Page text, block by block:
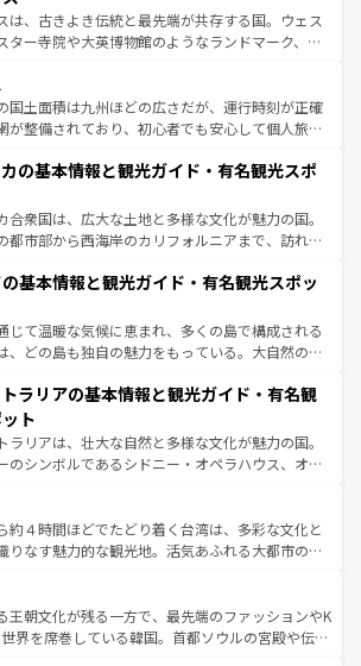
リ以外の地域にも魅力が溢れており、どの街角に
歴史と文化が息づいている。パリ以外の個性あふ
てほしい。
文化的活気、バイエルン州のアルプスの絶景、そ
ン川沿いのワイン畑といった風景は必見。ビール
きな人にはぜひ体験してほしい。 なお、新着の
報はコンテンツ一覧を参照してほしい。
は、古きよき伝統と最先端が共存する国。ウェス
ター寺院や大英博物館のようなランドマーク、歴
に異なる魅力がある。また、優雅なアフタヌーン
ビール好きにはたまらない英国パブ、サッカー観
本場だからこそできる体験も豊富。イギリスを旅
を参照してほしい。
国土面積は九州ほどの広さだが、運行時刻が正確
が整備されており、初心者でも安心して個人旅行
そのまま残る町や、スイスならではのユニークな
あり、アルプス観光だけでなく町歩きも満喫する
きる。国民の所得が高いため物価も高いが、旅行
交通パス提供のサービスもあり、うまく活用すれ
ス情報はコンテンツ一覧を参照してほしい。
の基本情報と観光ガイド・有名観光スポ
合衆国は、広大な土地と多様な文化が魅力の国。
都市部から西海岸のカリフォルニアまで、訪れる
巨大都市は、観光、ショッピング、エンターテイ
が詰まった刺激的なスポットだ。一方、アメリカ
大自然が広がり、グランドキャニオンやイエロー
国立公園といった絶景が堪能できる。さらに、南
力。旅行者はアメリカの各地域で異なる魅力を楽
ら、その多様性と豊かな歴史を感じることができ
。車でのロードトリップや列車の旅も、アメリカ
沢な旅のスタイルだ。 なお、新着のアメリカ
コンテンツ一覧 を参照してほしい。
基本情報と観光ガイド・有名観光スポッ
じて温暖な気候に恵まれ、多くの島で構成される
、どの島も独自の魅力をもっている。大自然の神
見逃せない。また、定番の観光地といえばオアフ
静かな自然を求めるならマウイ島やカウアイ島が
。エメラルドグリーンに輝く海をはじめ、豊かな
史が息づいている。「アロハスピリット」と呼ば
いしいローカルフードやハワイアンミュージッ
的なフラダンスなど、すべてがハワイの魅力を彩
。訪れるたびに新しい発見と感動が待っているハ
ンツ一覧
ラリアの基本情報と観光ガイド・有名観
ト
ラリアは、壮大な自然と多様な文化が魅力の国。
のシンボルであるシドニー・オペラハウス、オー
フや大陸中央部にそびえるウルル（エアーズロッ
スマニアの美しい原生林やケアンズの熱帯雨林な
ころがたくさん。また、カフェやワイン、オージ
クティビティも充実しており、サーフィンやダイ
ハイキングなど、アウトドア好きにはたまらな
ストラリアの多彩な魅力を存分に味わいつくそ
約４時間ほどでたどり着く台湾は、多彩な文化と
りなす魅力的な観光地。活気あふれる大都市の台
ひつな山岳地帯である台湾東部など、都市の喧騒
静けさが共存しており、訪れる人に新しい発見と
たらしてくれる。また、奥深い台湾の食文化も魅
王朝文化が残る一方で、最先端のファッションやK
界を席巻している韓国。首都ソウルの宮殿や伝統